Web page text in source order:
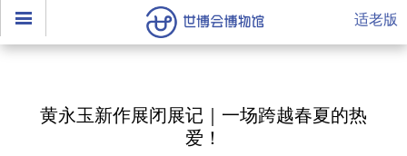
适老版
黄永玉新作展闭展记｜一场跨越春夏的热
爱！